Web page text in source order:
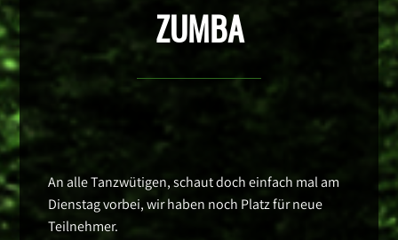
ZUMBA
An alle Tanzwütigen, schaut doch einfach mal am
Dienstag vorbei, wir haben noch Platz für neue
Teilnehmer.